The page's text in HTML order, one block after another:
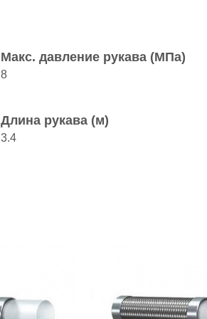
Макс. давление рукава (МПа)
8
Длина рукава (м)
3.4